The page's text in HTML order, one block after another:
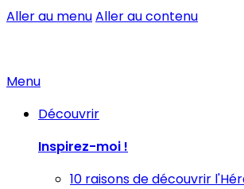
Aller au menuAller au contenu
Menu
Découvrir
Inspirez-moi !
10 raisons de découvrir